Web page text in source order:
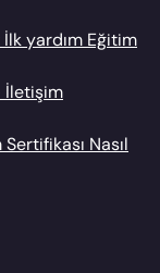
yardım Eğitim
İletişim
Sertifikası Nasıl